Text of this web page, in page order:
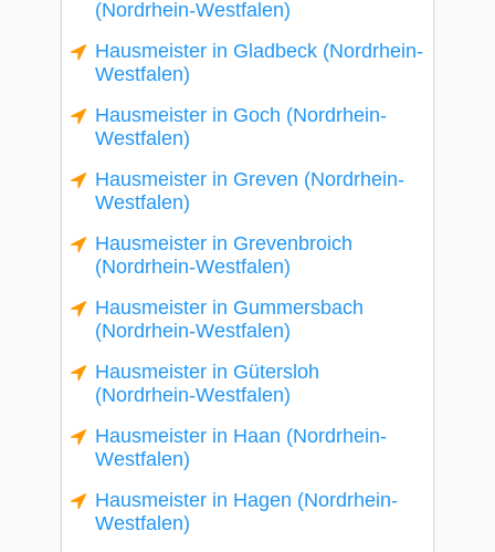
(Nordrhein-Westfalen)
Hausmeister in Gladbeck (Nordrhein-
Westfalen)
Hausmeister in Goch (Nordrhein-
Westfalen)
Hausmeister in Greven (Nordrhein-
Westfalen)
Hausmeister in Grevenbroich
(Nordrhein-Westfalen)
Hausmeister in Gummersbach
(Nordrhein-Westfalen)
Hausmeister in Gütersloh
(Nordrhein-Westfalen)
Hausmeister in Haan (Nordrhein-
Westfalen)
Hausmeister in Hagen (Nordrhein-
Westfalen)